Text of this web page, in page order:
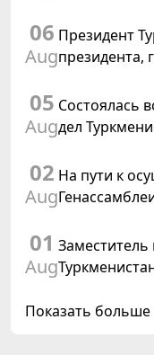
06
Aug
Президент
президента,
05
Aug
Состоялась
дел
02
Aug
На пути к
01
Aug
Показать больше